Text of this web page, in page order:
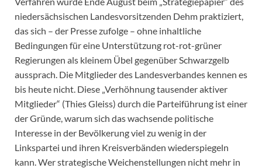
niedersächsischen Landesvorsitzenden Dehm praktiziert,
das sich – der Presse zufolge – ohne inhaltliche
Bedingungen für eine Unterstützung rot-rot-grüner
Regierungen als kleinem Übel gegenüber Schwarzgelb
aussprach. Die Mitglieder des Landesverbandes kennen es
bis heute nicht. Diese „Verhöhnung tausender aktiver
Mitglieder“ (Thies Gleiss) durch die Parteiführung ist einer
der Gründe, warum sich das wachsende politische
Interesse in der Bevölkerung viel zu wenig in der
Linkspartei und ihren Kreisverbänden wiederspiegeln
kann. Wer strategische Weichenstellungen nicht mehr in